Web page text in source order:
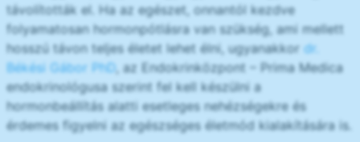
távolították el. Ha az egészet, onnantól kezdve
folyamatosan hormonpótlásra van szükség, ami mellett
hosszú távon teljes életet lehet élni, ugyanakkor dr.
Békési Gábor PhD
, az Endokrinközpont – Prima Medica
endokrinológusa szerint fel kell készülni a
hormonbeállítás alatti esetleges nehézségekre és
érdemes figyelni az egészséges életmód kialakítására is.